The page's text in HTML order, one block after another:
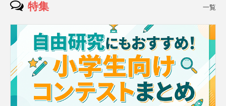
特集 一覧